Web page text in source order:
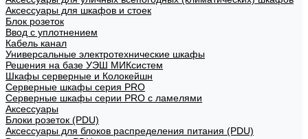
Аксессуары для шкафов и стоек
Блок розеток
Ввод с уплотнением
Кабель канал
Универсальные электротехнические шкафы
Решения на базе УЭШ МИКсистем
Шкафы серверные и Колокейшн
Серверные шкафы серия PRO
Серверные шкафы серии PRO с ламелями
Аксессуары
Блоки розеток (PDU)
Аксессуары для блоков распределения питания (PDU)